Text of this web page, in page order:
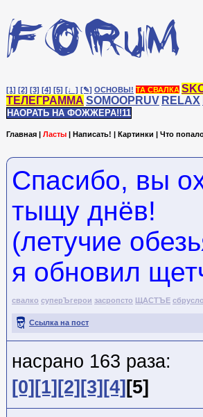
[1] [2] [3] [4] [5] [♩] [✎] ОСНОВЫ! ТА СВАЛКА
ТЕЛЕГРАММА SOMOOPRUV RELAX
НАОРАТЬ НА ФОЖЖЕРА!!11
Главная | Ласты | Написать! | Картинки | Что
Спасибо, вы
тыщу днёв!
(летучие
я обновил
свалко суперЪгерои засропсто ЩАСТЪЕ сбрусло
Ссылка на пост
насрано 163 раза:
[0] [1] [2] [3] [4] [5]